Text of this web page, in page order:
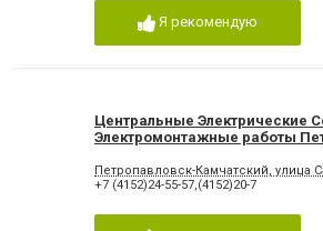
Я рекомендую
Центральные Электрические
Электромонтажные работы
Петропавловск-Камчатский, улица
+7 (4152)24-55-57,(4152)20-7